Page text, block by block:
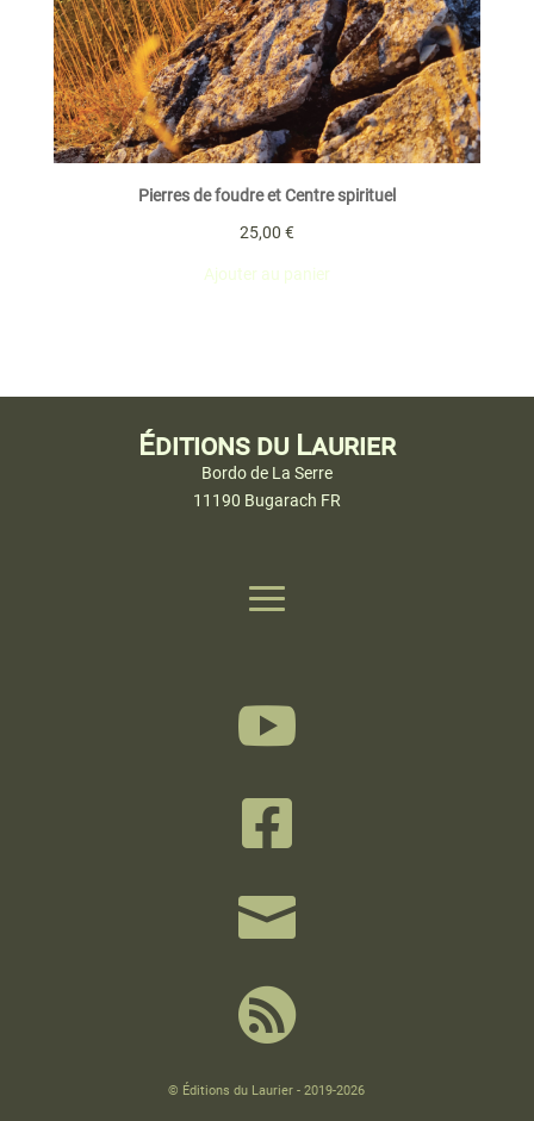
Pierres de foudre et Centre spirituel
25,00 €
Ajouter au panier
Éditions du Laurier
Bordo de La Serre
11190 Bugarach FR




© Éditions du Laurier - 2019-2026